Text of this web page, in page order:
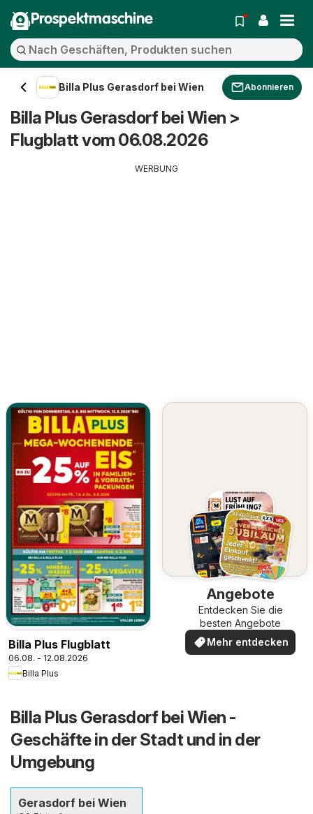
Prospektmaschine
Billa Plus Gerasdorf bei Wien Abonnieren
Billa Plus Gerasdorf bei Wien >
Flugblatt vom 06.08.2026
WERBUNG
Billa Plus Flugblatt
06.08. - 12.08.2026
Billa Plus
Angebote
Entdecken Sie die
besten Angebote
Mehr entdecken
Billa Plus Gerasdorf bei Wien -
Geschäfte in der Stadt und in der
Umgebung
Gerasdorf bei Wien